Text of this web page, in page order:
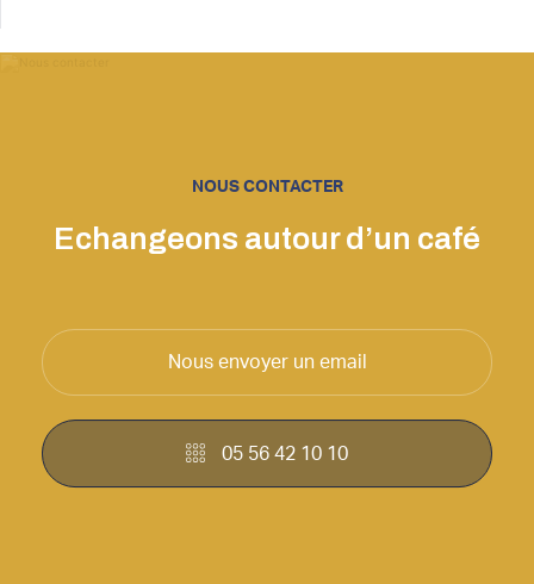
NOUS CONTACTER
Echangeons autour d’un café
Nous envoyer un email
05 56 42 10 10